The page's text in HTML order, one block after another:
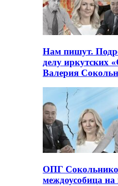
Нам пишут.
делу иркутских
Валерия
ОПГ
междоусобица на